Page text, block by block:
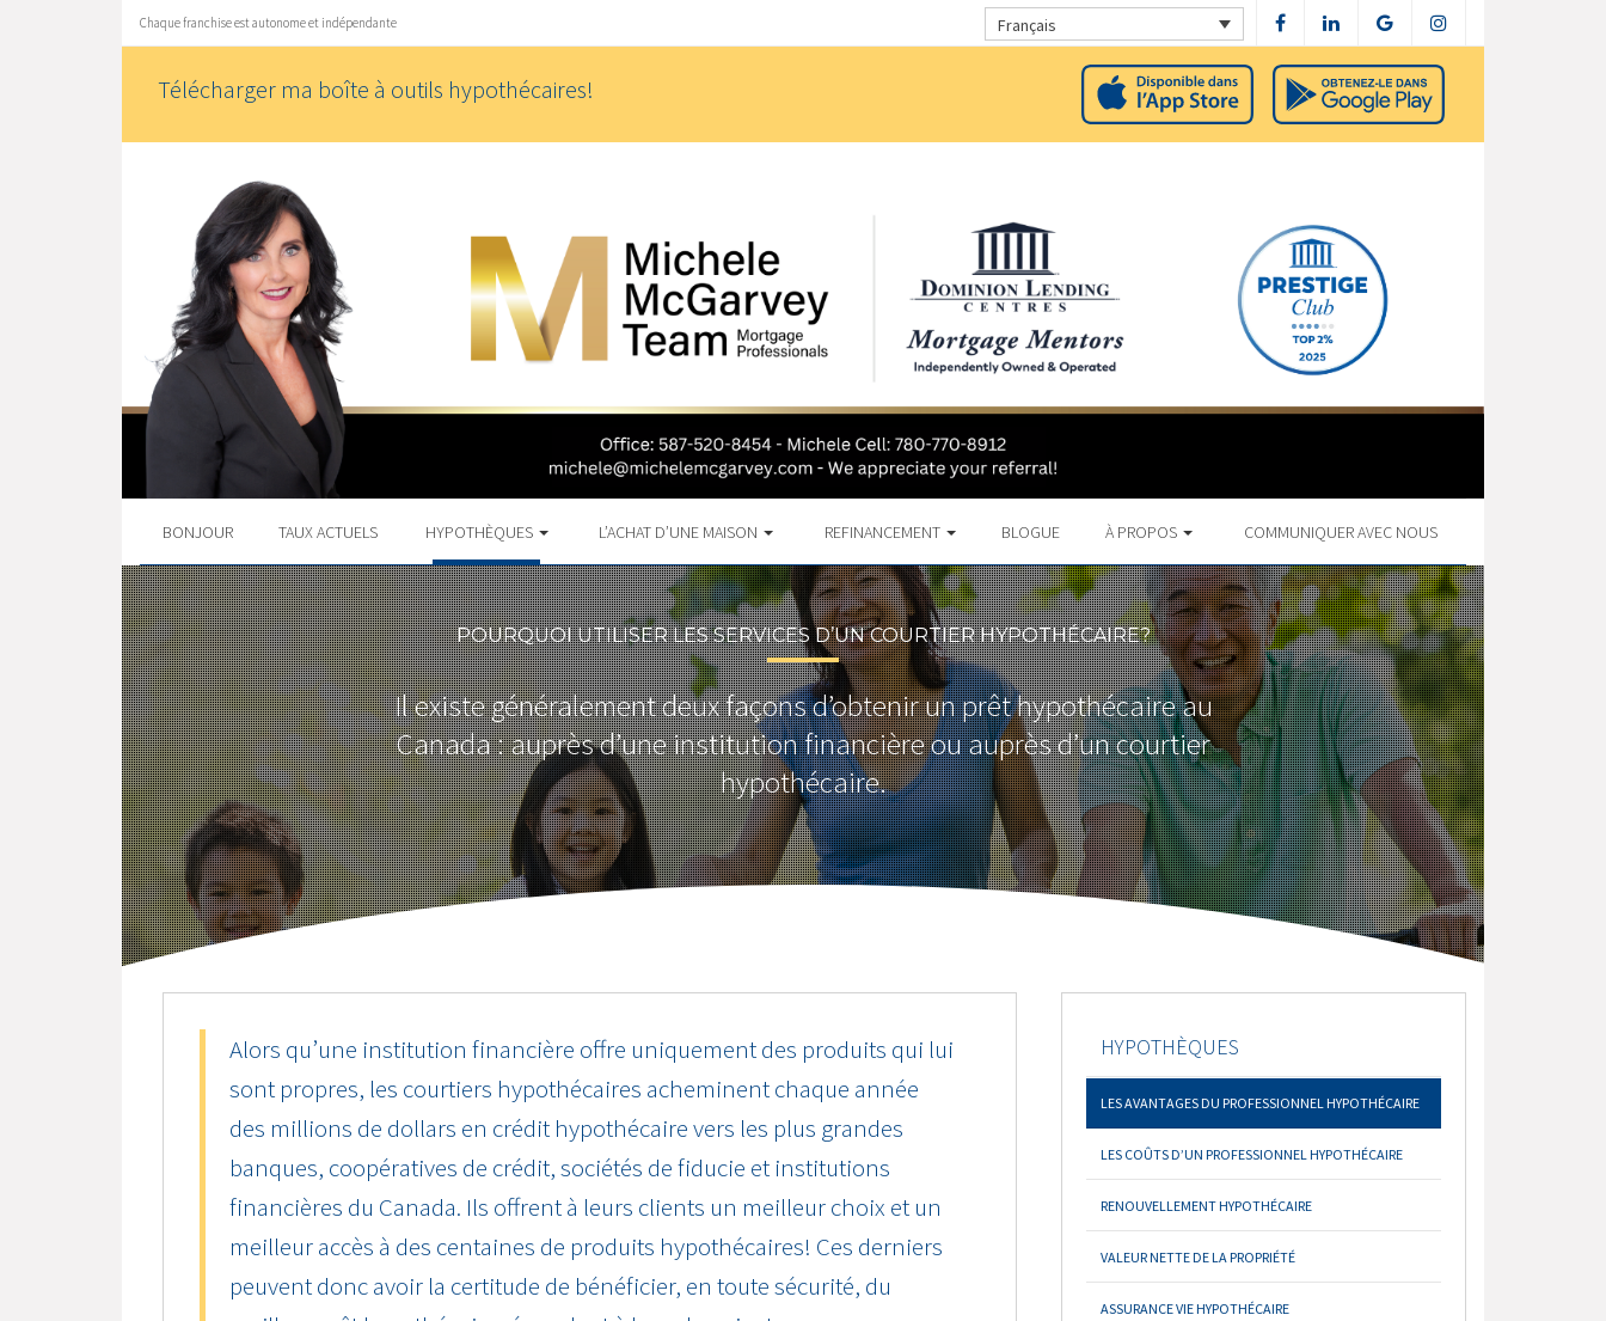
Chaque franchise est autonome et indépendante Français
Télécharger ma boîte à outils hypothécaires!
BONJOUR TAUX ACTUELS HYPOTHÈQUES L’ACHAT D’UNE MAISON REFINANCEMENT BLOGUE À PROPOS COMMUNIQUER AVEC NOUS
POURQUOI UTILISER LES SERVICES D’UN COURTIER HYPOTHÉCAIRE?
Il existe généralement deux façons d’obtenir un prêt hypothécaire au
Canada : auprès d’une institution financière ou auprès d’un courtier
hypothécaire.
Alors qu’une institution financière offre uniquement des produits qui lui
sont propres, les courtiers hypothécaires acheminent chaque année
des millions de dollars en crédit hypothécaire vers les plus grandes
banques, coopératives de crédit, sociétés de fiducie et institutions
financières du Canada. Ils offrent à leurs clients un meilleur choix et un
meilleur accès à des centaines de produits hypothécaires! Ces derniers
peuvent donc avoir la certitude de bénéficier, en toute sécurité, du
HYPOTHÈQUES
LES AVANTAGES DU PROFESSIONNEL HYPOTHÉCAIRE
LES COÛTS D’UN PROFESSIONNEL HYPOTHÉCAIRE
RENOUVELLEMENT HYPOTHÉCAIRE
VALEUR NETTE DE LA PROPRIÉTÉ
ASSURANCE VIE HYPOTHÉCAIRE